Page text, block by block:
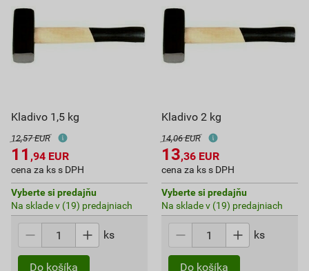
Kladivo 1,5 kg
12,57 EUR
11 ,94 EUR
cena za ks s DPH
Vyberte si predajňu
Na sklade v (19) predajniach
ks
Do košíka
Kladivo 2 kg
14,06 EUR
13,36 EUR
cena za ks s DPH
Vyberte si predajňu
Na sklade v (19) predajniach
ks
Do košíka